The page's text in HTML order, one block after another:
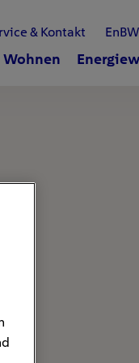
& Kontakt
Wohnen